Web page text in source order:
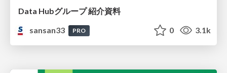
Data Hubグループ 紹介資料
sansan33
PRO 0 3.1k